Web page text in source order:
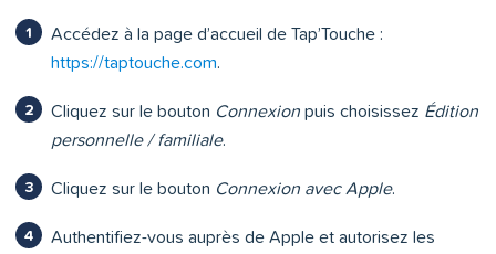
Accédez à la page d’accueil de Tap’Touche :
https://taptouche.com.
Cliquez sur le bouton Connexion puis choisissez Édition
personnelle / familiale.
Cliquez sur le bouton Connexion avec Apple.
Authentifiez-vous auprès de Apple et autorisez les